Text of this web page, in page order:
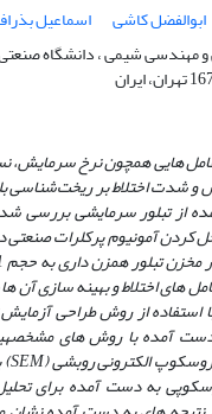
ابوالفضل کاشی
اسماعیل
مهندسی شیمی ، دانشگاه
هایی همچون نرخ سرمایش،
و شدت اختلاط بر ریخت‌شناسی
از تبلور سرمایشی بررسی
کردن آمونیوم پرکلرات صنعتی
مخزن تبلور همزن­ داریبه حجم 3
­های اختلاط و بهینه ­سازی آن
استفاده از روش طراحی
دست آمده با روش ­های
الکترونی روبشی (SEM
)
به دست آمدهبرای